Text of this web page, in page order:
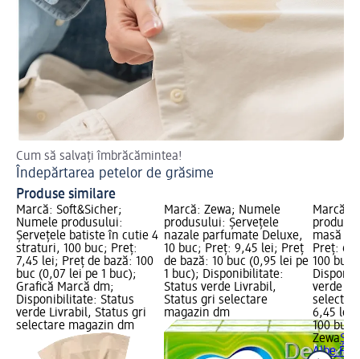
Cum să salvați îmbrăcămintea!
Îndepărtarea petelor de grăsime
Produse similare
Marcă: Soft&Sicher;
Numele produsului:
Șervețele batiste în cutie 4
straturi, 100 buc; Preț:
7,45 lei; Preț de bază: 100
buc (0,07 lei pe 1 buc);
Grafică Marcă dm;
Disponibilitate: Status
verde Livrabil, Status gri
selectare magazin dm
Marcă: Zewa; Numele
produsului: Şerveţele
nazale parfumate Deluxe,
10 buc; Preț: 9,45 lei; Preț
de bază: 10 buc (0,95 lei pe
1 buc); Disponibilitate:
Status verde Livrabil,
Status gri selectare
magazin dm
Marcă:
masă
Preț:
100 buc
verde
6,45 lei
100 buc
Zewa
Albe